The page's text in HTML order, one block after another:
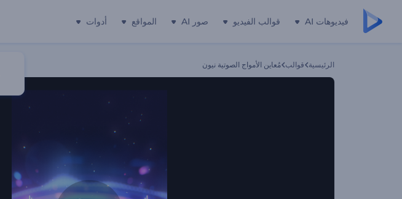
فيديوهات AI قوالب الفيديو صور AI المواقع أدوات
الرئيسية قوالب مُعاين الأمواج الصوتية نيون